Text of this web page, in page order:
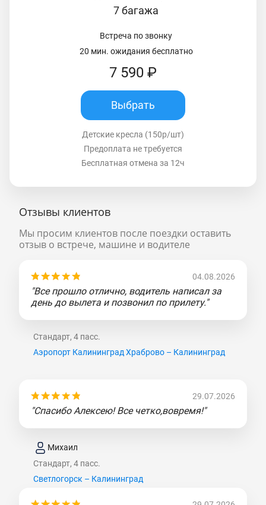
7 багажа
Встреча по звонку
20 мин. ожидания бесплатно
7 590 ₽
Выбрать
Детские кресла (150р/шт)
Предоплата не требуется
Бесплатная отмена за 12ч
Отзывы клиентов
Мы просим клиентов после поездки оставить
отзыв о встрече, машине и водителе
04.08.2026
"Все прошло отлично, водитель написал за
день до вылета и позвонил по прилету."
Стандарт, 4 пасс.
Аэропорт Калининград Храброво – Калининград
29.07.2026
"Спасибо Алексею! Все четко,вовремя!"
Михаил
Стандарт, 4 пасс.
Светлогорск – Калининград